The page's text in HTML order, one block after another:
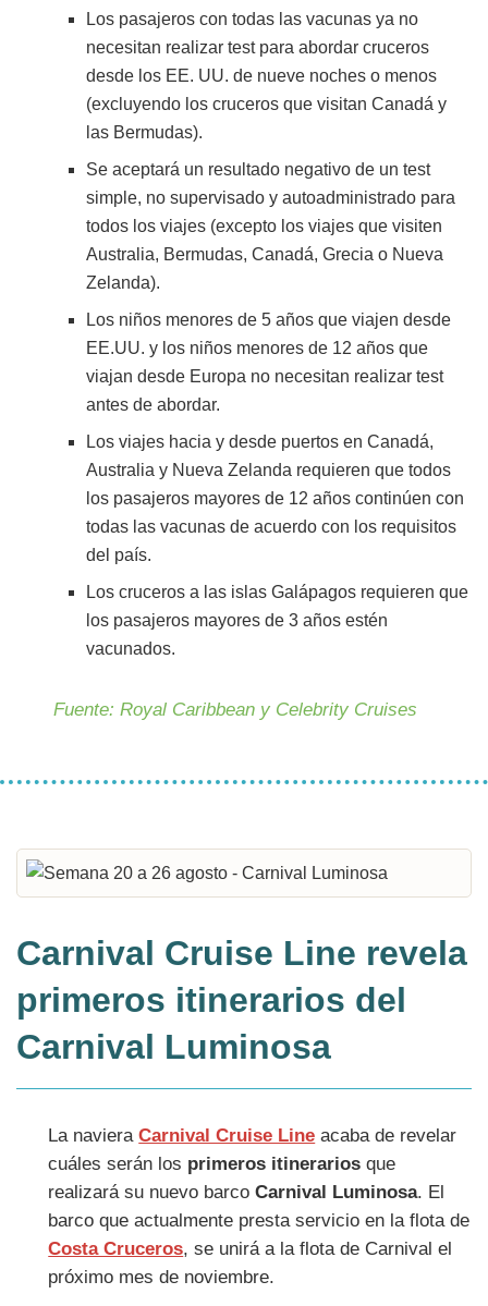
Los pasajeros con todas las vacunas ya no
necesitan realizar test para abordar cruceros
desde los EE. UU. de nueve noches o menos
(excluyendo los cruceros que visitan Canadá y
las Bermudas).
Se aceptará un resultado negativo de un test
simple, no supervisado y autoadministrado para
todos los viajes (excepto los viajes que visiten
Australia, Bermudas, Canadá, Grecia o Nueva
Zelanda).
Los niños menores de 5 años que viajen desde
EE.UU. y los niños menores de 12 años que
viajan desde Europa no necesitan realizar test
antes de abordar.
Los viajes hacia y desde puertos en Canadá,
Australia y Nueva Zelanda requieren que todos
los pasajeros mayores de 12 años continúen con
todas las vacunas de acuerdo con los requisitos
del país.
Los cruceros a las islas Galápagos requieren que
los pasajeros mayores de 3 años estén
vacunados.
Fuente: Royal Caribbean y Celebrity Cruises
Carnival Cruise Line revela
primeros itinerarios del
Carnival Luminosa
La navieraCarnival Cruise Line acaba de revelar
cuáles serán los primeros itinerarios que
realizará su nuevo barcoCarnival Luminosa. El
barco que actualmente presta servicio en la flota de
Costa Cruceros, se unirá a la flota de Carnival el
próximo mes de noviembre.